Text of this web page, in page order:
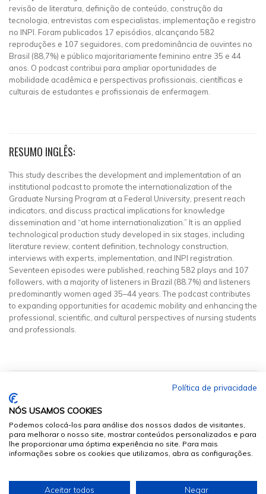
revisão de literatura, definição de conteúdo, construção da
tecnologia, entrevistas com especialistas, implementação e registro
no INPI. Foram publicados 17 episódios, alcançando 582
reproduções e 107 seguidores, com predominância de ouvintes no
Brasil (88,7%) e público majoritariamente feminino entre 35 e 44
anos. O podcast contribui para ampliar oportunidades de
mobilidade acadêmica e perspectivas profissionais, científicas e
culturais de estudantes e profissionais de enfermagem.
RESUMO INGLÊS:
This study describes the development and implementation of an
institutional podcast to promote the internationalization of the
Graduate Nursing Program at a Federal University, present reach
indicators, and discuss practical implications for knowledge
dissemination and “at home internationalization.” It is an applied
technological production study developed in six stages, including
literature review, content definition, technology construction,
interviews with experts, implementation, and INPI registration.
Seventeen episodes were published, reaching 582 plays and 107
followers, with a majority of listeners in Brazil (88.7%) and listeners
predominantly women aged 35–44 years. The podcast contributes
to expanding opportunities for academic mobility and enhancing the
professional, scientific, and cultural perspectives of nursing students
and professionals.
© 2026 Sumários.org
. Todos os Direitos Reservados
Política de privacidade
NÓS USAMOS COOKIES
Podemos colocá-los para análise dos nossos dados de visitantes,
para melhorar o nosso site, mostrar conteúdos personalizados e para
lhe proporcionar uma óptima experiência no site. Para mais
informações sobre os cookies que utilizamos, abra as configurações.
Aceitar todos Negar